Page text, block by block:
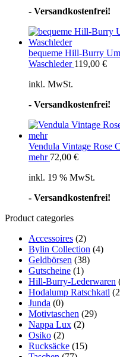
- Versandkostenfrei!
bequeme Hill-Burry
Waschleder 119,00 €
inkl. MwSt.
- Versandkostenfrei!
Vendula Vintage Rose
mehr 72,00 €
inkl. 19 % MwSt.
- Versandkostenfrei!
Product categories
Accessoires (2)
Bylin Collection (4)
Geldbörsen (38)
Gutscheine (1)
Hill-Burry-Lederwaren
Hodalump Ratschkatl
Junda (0)
Motivtaschen (29)
Nappa Lux (2)
Osiko (2)
Rucksäcke (15)